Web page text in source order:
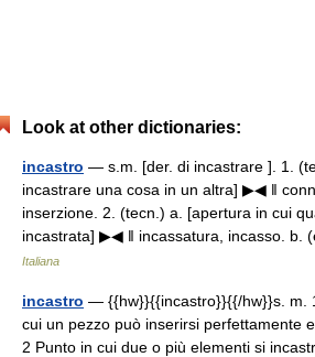
Look at other dictionaries:
incastro — s.m. [der. di incastrare ]. 1.
incastrare una cosa in un altra] ▶◀ ‖
inserzione. 2. (tecn.) a. [apertura in cui
incastrata] ▶◀ ‖ incassatura, incasso.
Italiana
incastro — {{hw}}{{incastro}}{{/hw}}s. m.
cui un pezzo può inserirsi perfettamente
2 Punto in cui due o più elementi si